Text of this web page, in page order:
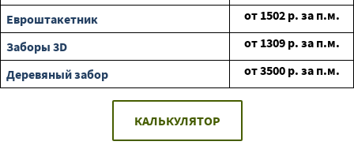
Евроштакетник
от 1502 р. за п.м.
Заборы 3D
от 1309 р. за п.м.
Деревяный забор
от3500 р. за п.м.
КАЛЬКУЛЯТОР